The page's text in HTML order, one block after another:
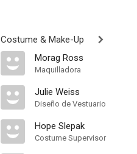
Costume & Make-Up
Morag Ross
Maquilladora
Julie Weiss
Diseño de Vestuario
Hope Slepak
Costume Supervisor